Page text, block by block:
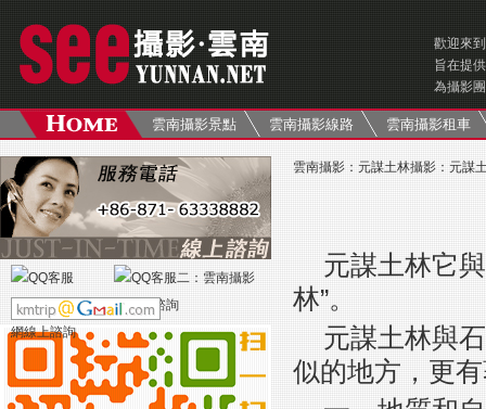
歡迎來
旨在提供
為攝影
雲南攝影景點 雲南攝影線路 雲南攝影租車
雲南攝影 ： 元謀土林攝影 ： 元謀
元謀土林它
林”。
元謀土林與
似的地方，更